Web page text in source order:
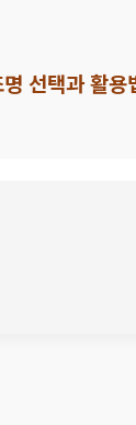
선택과 활용